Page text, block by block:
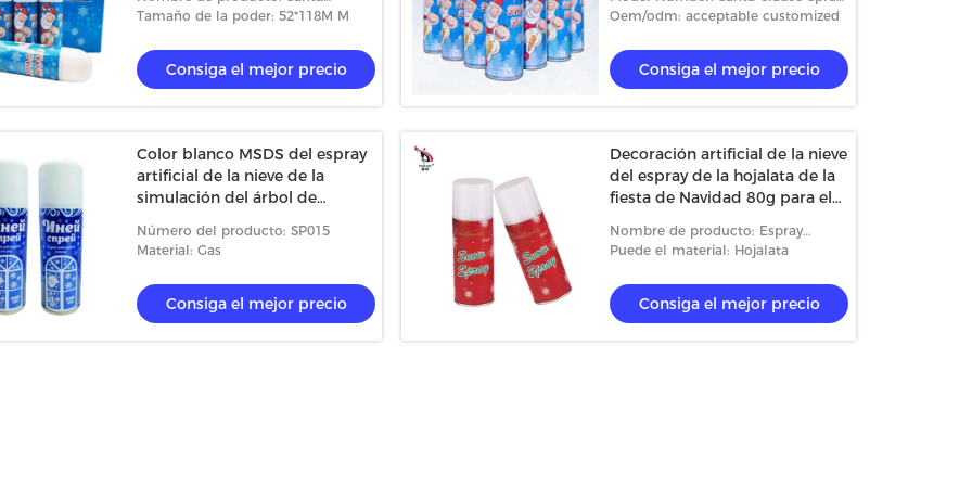
de la nieve de la
52*118M M
el mejor precio
Nieve artificial multifuncional del
espray para inofensivo no tóxico de
Consiga el mejor precio
Artificial Spray Snow
Tamaño de la poder: 52*118M M
Consiga el mejor precio
cristal
Snow
Oem/odm: acceptable customized
Consiga el mejor precio
Color blanco MSDS del espray
artificial de la nieve de la
simulación del árbol de
Número del producto: SP015
Material: Gas
Consiga el mejor precio
Decoración artificial de la nieve
del espray de la hojalata de la
fiesta de Navidad 80g para el
Nombre de producto: Espray
artificial de la nieve de la
ventanas
Puede el material: Hojalata
Consiga el mejor precio